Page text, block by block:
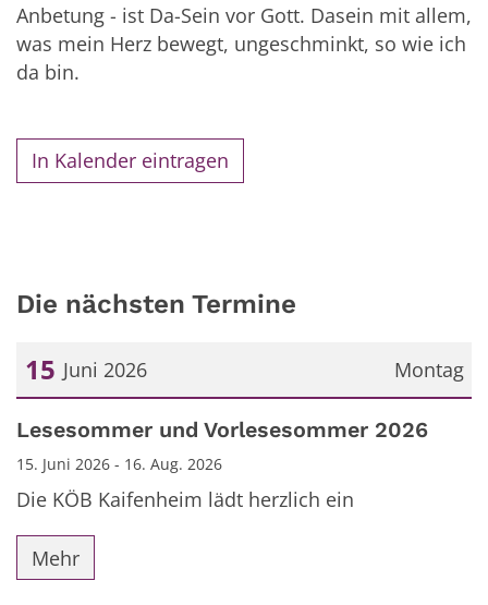
Anbetung - ist Da-Sein vor Gott. Dasein mit allem,
was mein Herz bewegt, ungeschminkt, so wie ich
da bin.
In Kalender eintragen
Die nächsten Termine
Montag
15 Juni 2026
Datum: 15. Juni 2026
Lesesommer und Vorlesesommer 2026
15. Juni 2026 - 16. Aug. 2026
Die KÖB Kaifenheim lädt herzlich ein
Mehr